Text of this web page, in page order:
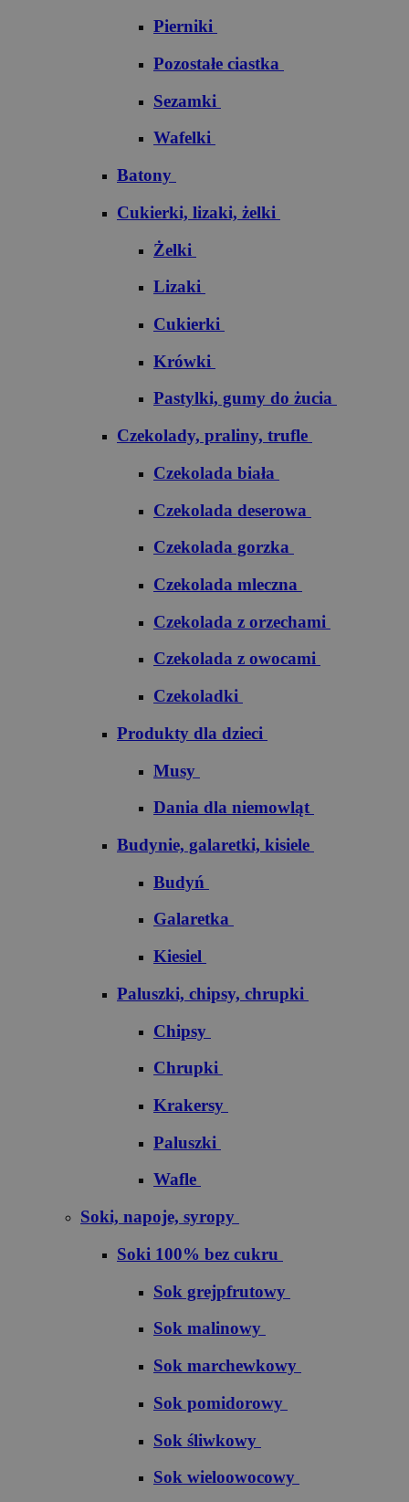
Pierniki
Pozostałe ciastka
Sezamki
Wafelki
Batony
Cukierki, lizaki, żelki
Żelki
Lizaki
Cukierki
Krówki
Pastylki, gumy do żucia
Czekolady, praliny, trufle
Czekolada biała
Czekolada deserowa
Czekolada gorzka
Czekolada mleczna
Czekolada z orzechami
Czekolada z owocami
Czekoladki
Produkty dla dzieci
Musy
Dania dla niemowląt
Budynie, galaretki, kisiele
Budyń
Galaretka
Kiesiel
Paluszki, chipsy, chrupki
Chipsy
Chrupki
Krakersy
Paluszki
Wafle
Soki, napoje, syropy
Soki 100% bez cukru
S​o​k​ ​g​r​e​j​p​f​r​u​t​o​w​y
Sok malinowy
Sok marchewkowy
Sok pomidorowy
Sok śliwkowy
Sok wieloowocowy